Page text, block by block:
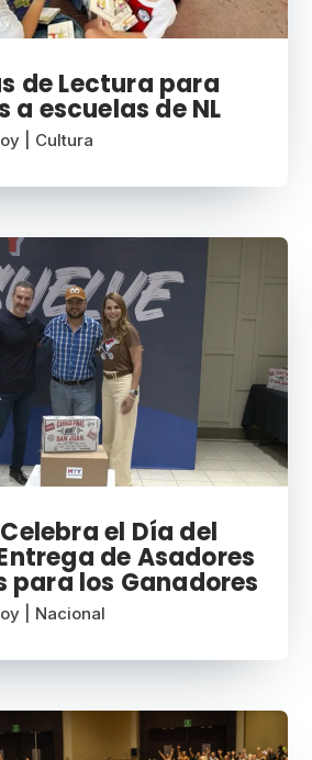
de Lectura para
a escuelas de NL
Cultura
el Día del
de Asadores
para los Ganadores
Nacional